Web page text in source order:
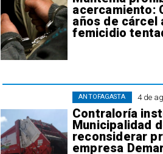
acercamiento:
años de cárcel
femicidio
4 de
Contraloría
Municipalidad
reconsiderar
empresa
ANTOFAGASTA